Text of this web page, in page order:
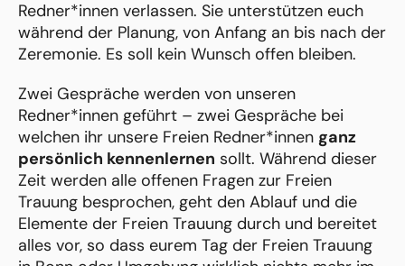
Redner*innen verlassen. Sie unterstützen euch
während der Planung, von Anfang an bis nach der
Zeremonie. Es soll kein Wunsch offen bleiben.
Zwei Gespräche werden von unseren
Redner*innen geführt – zwei Gespräche bei
welchen ihr unsere Freien Redner*innen ganz
persönlich kennenlernen sollt. Während dieser
Zeit werden alle offenen Fragen zur Freien
Trauung besprochen, geht den Ablauf und die
Elemente der Freien Trauung durch und bereitet
alles vor, so dass eurem Tag der Freien Trauung